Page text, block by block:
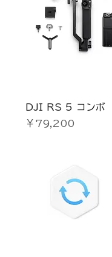
DJI RS 5 コンボ
価格
￥79,200